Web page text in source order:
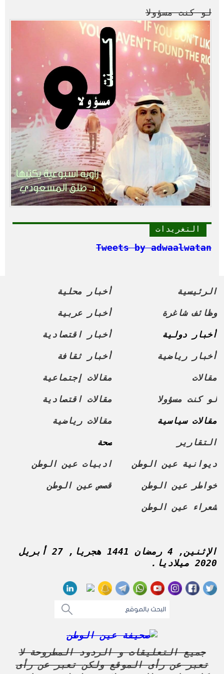
لو كنت مسؤولا
التغريدات
Tweets by adwaalwatan
الرئيسية أخبار محلية
وظائف شاغرة أخبار عربية
أخبار دولية أخبار اقتصادية
أخبار رياضية أخبار ثقافة
مقالات مقالات إجتماعية
لو كنت مسؤولا مقالات اقتصادية
مقالات سياسية مقالات رياضية
التقارير صحة
ديوانية عين الوطن ادبيات عين الوطن
خواطر عين الوطن قصص عين الوطن
شعراء عين الوطن
الإثنين, 4 رمضان 1441 هجريا, 27 أبريل
2020 ميلاديا.
جميع التعليقات و الردود المطروحة لا
تعبر عن رأى الموقع ولكن تعبر عن رأى